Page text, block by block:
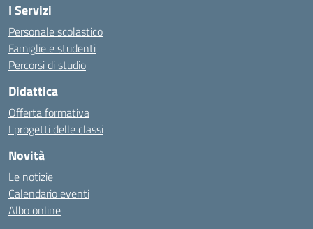
I Servizi
Personale scolastico
Famiglie e studenti
Percorsi di studio
Didattica
Offerta formativa
I progetti delle classi
Novità
Le notizie
Calendario eventi
Albo online